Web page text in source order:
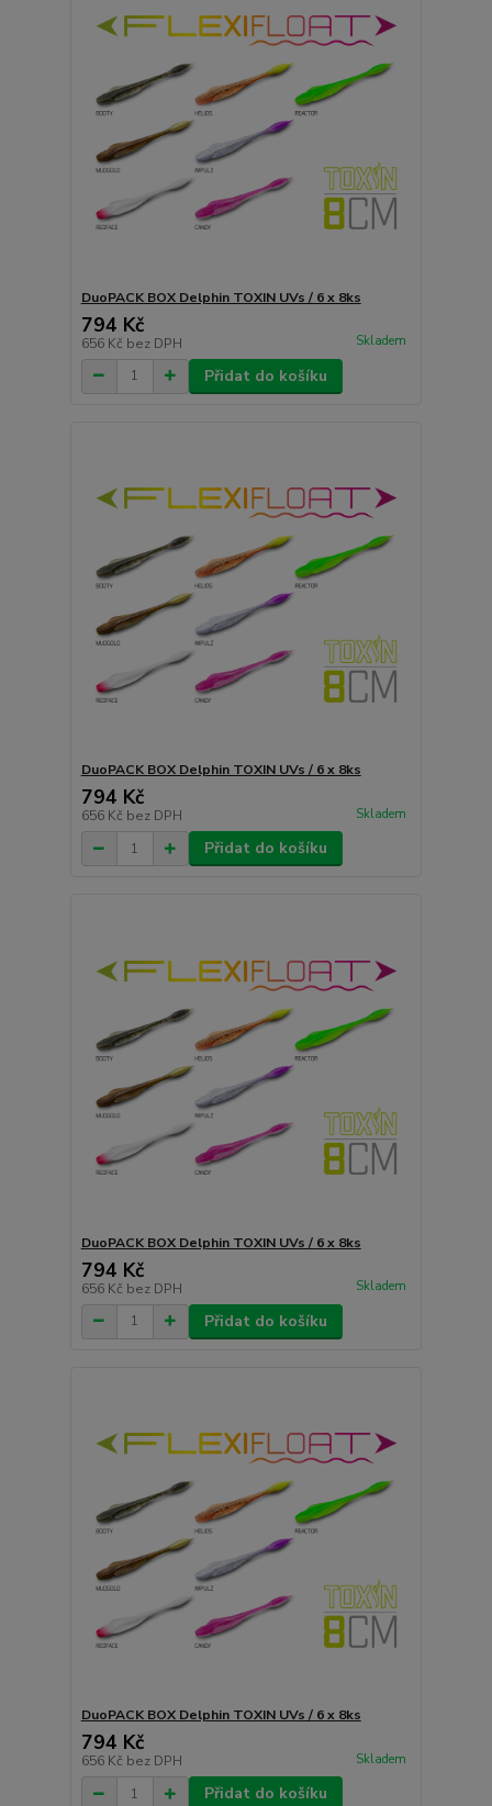
DuoPACK BOX Delphin TOXIN UVs / 6 x 8ks
794 Kč
656 Kč bez DPH Skladem
Přidat do košíku
DuoPACK BOX Delphin TOXIN UVs / 6 x 8ks
794 Kč
656 Kč bez DPH Skladem
Přidat do košíku
DuoPACK BOX Delphin TOXIN UVs / 6 x 8ks
794 Kč
656 Kč bez DPH Skladem
Přidat do košíku
DuoPACK BOX Delphin TOXIN UVs / 6 x 8ks
794 Kč
656 Kč bez DPH Skladem
Přidat do košíku